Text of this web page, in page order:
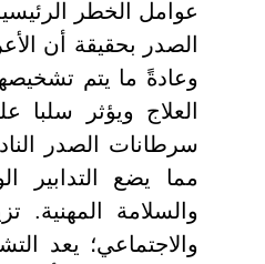
عوامل الخطر
الصدر بحقيقة أن
وعادةً ما يتم
العلاج ويؤثر
سرطانات الصدر
مما يضع التدابير
والسلامة
والاجتماعي؛ يعد